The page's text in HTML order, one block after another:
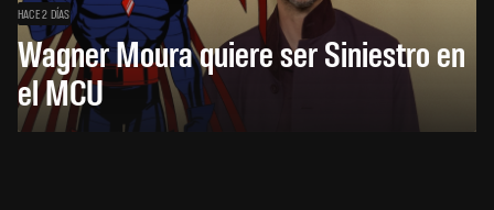
HACE 2 DÍAS
Wagner Moura quiere ser Siniestro en
el MCU